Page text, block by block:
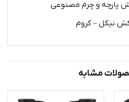
پارچه و چرم مصنوعی
نیکل – کروم
مشابه